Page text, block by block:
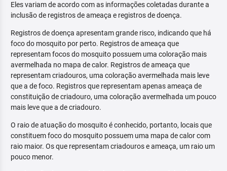
Eles variam de acordo com as informações coletadas durante a
inclusão de registros de ameaça e registros de doença.
Registros de doença apresentam grande risco, indicando que há
foco do mosquito por perto. Registros de ameaça que
representam focos do mosquito possuem uma coloração mais
avermelhada no mapa de calor. Registros de ameaça que
representam criadouros, uma coloração avermelhada mais leve
que a de foco. Registros que representam apenas ameaça de
constituição de criadouro, uma coloração avermelhada um pouco
mais leve que a de criadouro.
O raio de atuação do mosquito é conhecido, portanto, locais que
constituem foco do mosquito possuem uma mapa de calor com
raio maior. Os que representam criadouros e ameaça, um raio um
pouco menor.